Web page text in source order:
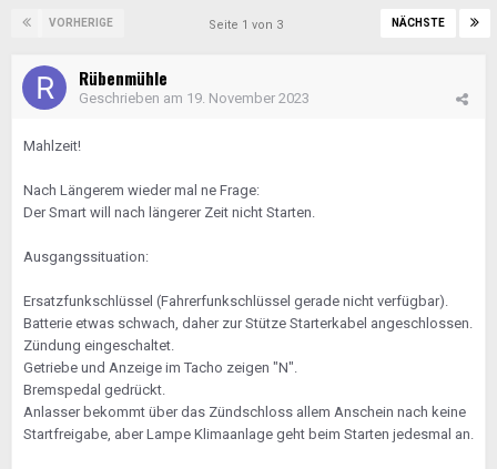
VORHERIGE NÄCHSTE
Seite 1 von 3
Rübenmühle
Geschrieben am 19. November 2023
Mahlzeit!
Nach Längerem wieder mal ne Frage:
Der Smart will nach längerer Zeit nicht Starten.
Ausgangssituation:
Ersatzfunkschlüssel (Fahrerfunkschlüssel gerade nicht verfügbar).
Batterie etwas schwach, daher zur Stütze Starterkabel angeschlossen.
Zündung eingeschaltet.
Getriebe und Anzeige im Tacho zeigen "N".
Bremspedal gedrückt.
Anlasser bekommt über das Zündschloss allem Anschein nach keine
Startfreigabe, aber Lampe Klimaanlage geht beim Starten jedesmal an.